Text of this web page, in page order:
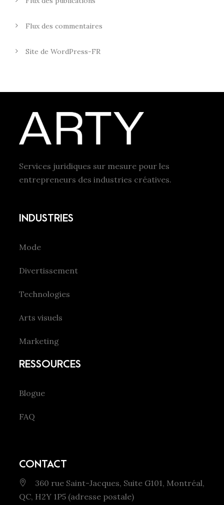
Flux des commentaires
Site de WordPress-FR
Services juridiques sur mesure pour les
entrepreneurs des industries créatives.
INDUSTRIES
Mode
Divertissement
Technologies
Arts visuels
Marketing
RESSOURCES
Blogue
FAQ
CONTACT
360 rue Saint-Jacques, Suite G101, Montréal,
QC, H2Y 1P5 (adresse postale)